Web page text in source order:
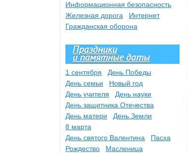
Информационная безопасность
Железная дорога
Интернет
Гражданская оборона
Праздники
и памятные даты
1 сентября
День Победы
День семьи
Новый год
День учителя
День науки
День защитника Отечества
День матери
День Земли
8 марта
День святого Валентина
Пасха
Рождество
Масленица